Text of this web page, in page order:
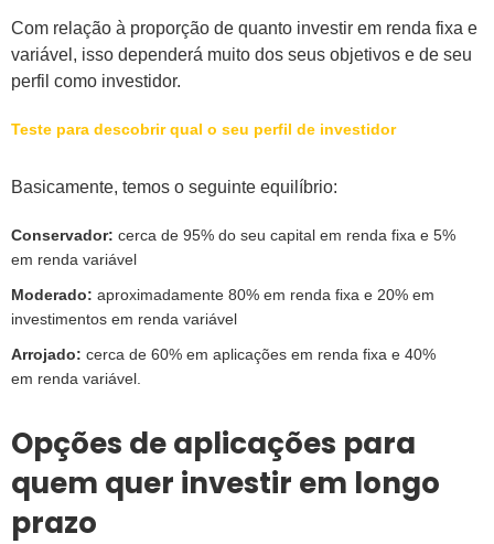
Com relação à proporção de quanto investir em renda fixa e
variável, isso dependerá muito dos seus objetivos e de seu
perfil como investidor.
Teste para descobrir qual o seu perfil de investidor
Basicamente, temos o seguinte equilíbrio:
Conservador: cerca de 95% do seu capital em renda fixa e 5%
em renda variável
Moderado: aproximadamente 80% em renda fixa e 20% em
investimentos em renda variável
Arrojado: cerca de 60% em aplicações em renda fixa e 40%
em renda variável.
Opções de aplicações para
quem quer investir em longo
prazo